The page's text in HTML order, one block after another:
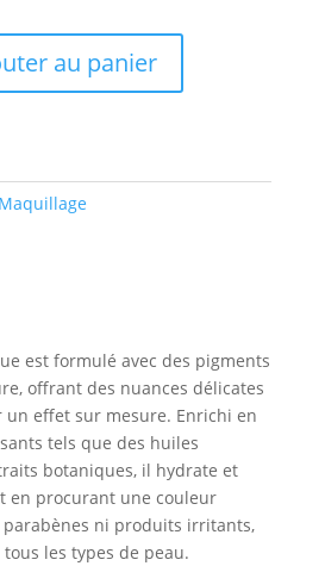
au panier
Maquillage
est formulé avec des pigments
offrant des nuances délicates
effet sur mesure. Enrichi en
tels que des huiles
botaniques, il hydrate et
en procurant une couleur
parabènes ni produits irritants,
les types de peau.